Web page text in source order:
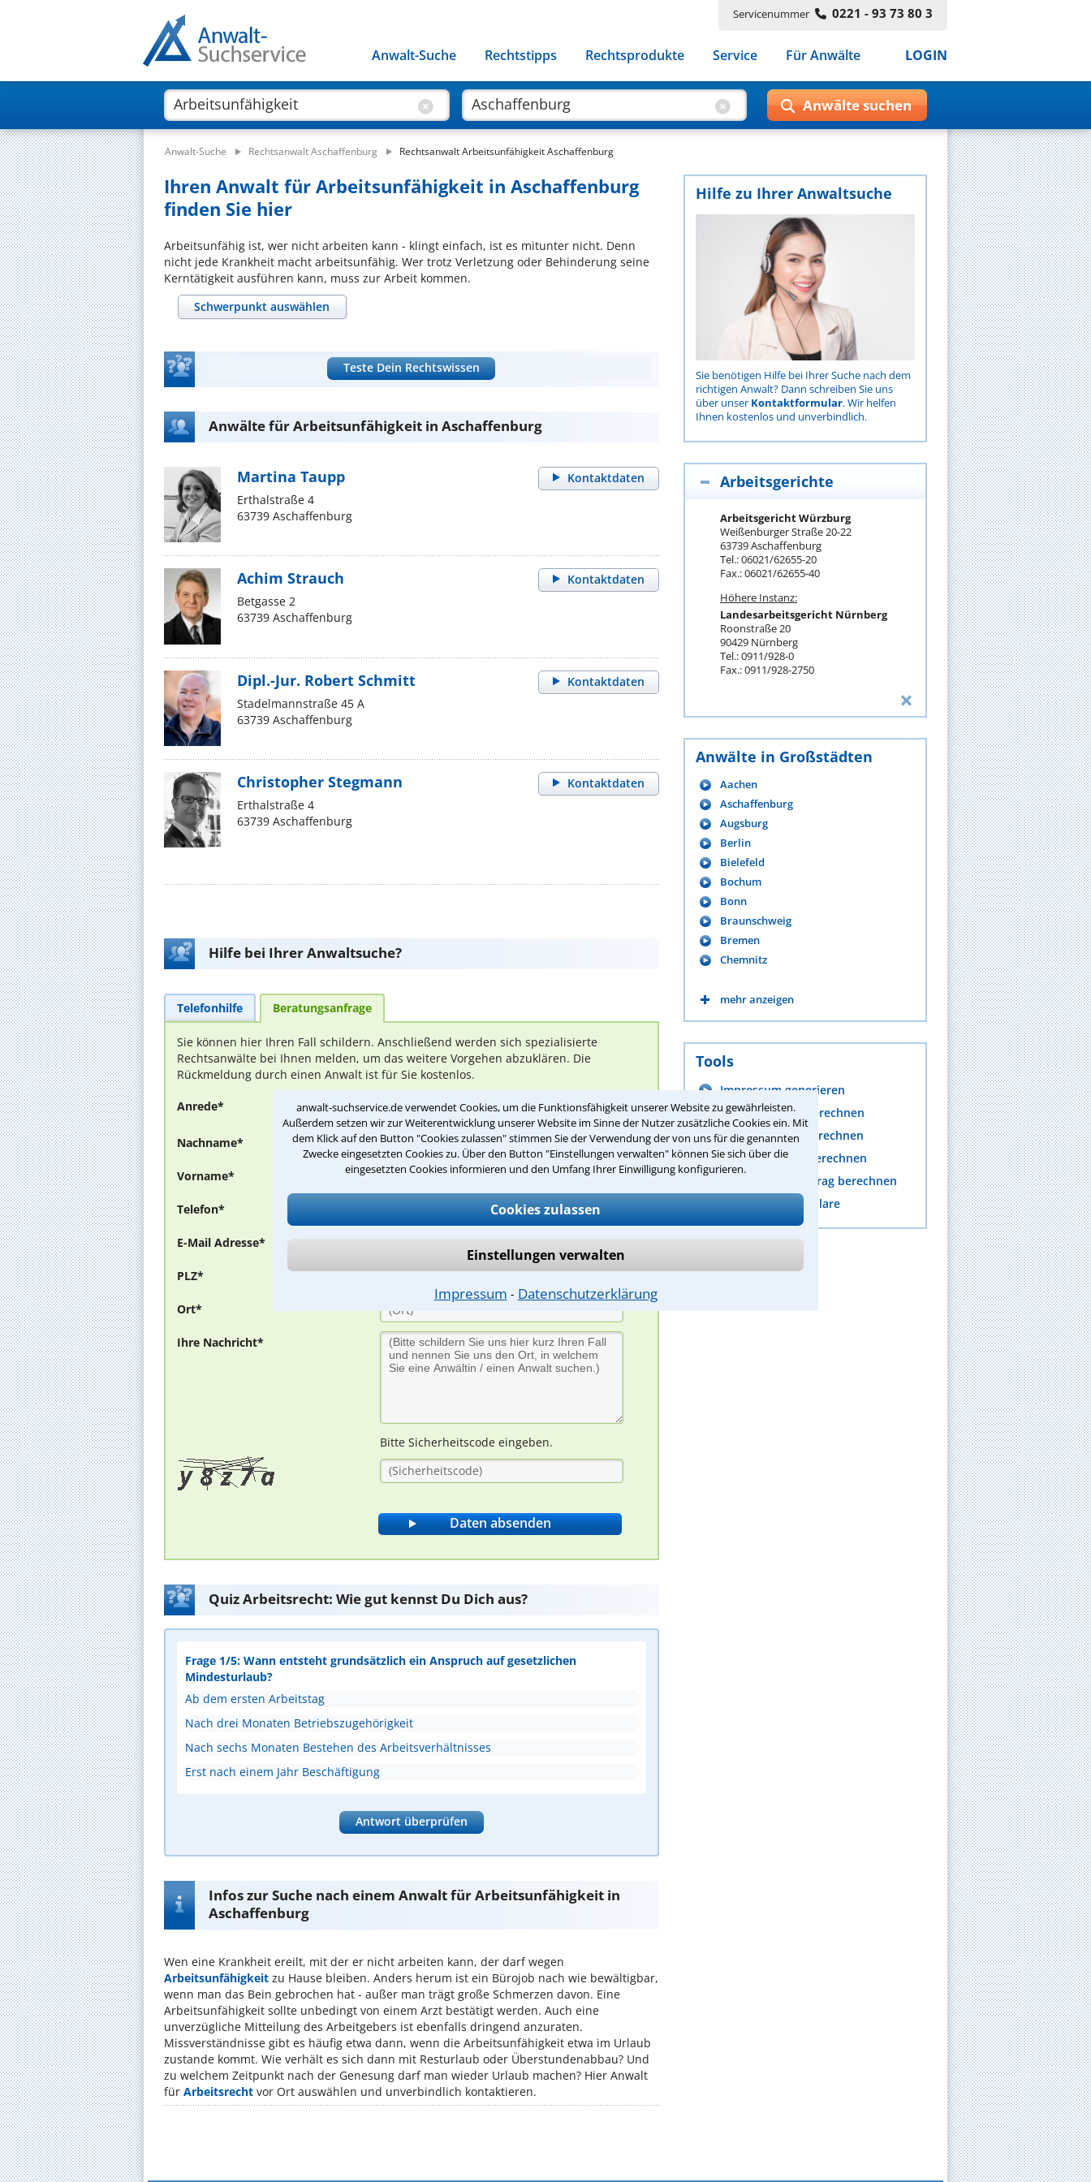
anwalt-suchservice.de verwendet Cookies, um die Funktionsfähigkeit unserer Website zu gewährleisten.
Außerdem setzen wir zur Weiterentwicklung unserer Website im Sinne der Nutzer zusätzliche Cookies ein. Mit
dem Klick auf den Button "Cookies zulassen" stimmen Sie der Verwendung der von uns für die genannten
Zwecke eingesetzten Cookies zu. Über den Button "Einstellungen verwalten" können Sie sich über die
eingesetzten Cookies informieren und den Umfang Ihrer Einwilligung konfigurieren.
Cookies zulassen
Einstellungen verwalten
Impressum ⁃ Datenschutzerklärung
Servicenummer 0221 - 93 73 80 3
Anwalt-Suche Rechtstipps Rechtsprodukte Service Für Anwälte LOGIN
Anwalt-Suche Rechtsanwalt Aschaffenburg Rechtsanwalt Arbeitsunfähigkeit Aschaffenburg
Ihren Anwalt für Arbeitsunfähigkeit in Aschaffenburg
finden Sie hier
Arbeitsunfähig ist, wer nicht arbeiten kann - klingt einfach, ist es mitunter nicht. Denn
nicht jede Krankheit macht arbeitsunfähig. Wer trotz Verletzung oder Behinderung seine
Kerntätigkeit ausführen kann, muss zur Arbeit kommen.
Schwerpunkt auswählen
Teste Dein Rechtswissen
Anwälte für Arbeitsunfähigkeit in Aschaffenburg
Kontaktdaten
Martina Taupp
Erthalstraße 4
63739 Aschaffenburg
Kontaktdaten
Achim Strauch
Betgasse 2
63739 Aschaffenburg
Kontaktdaten
Dipl.-Jur. Robert Schmitt
Stadelmannstraße 45 A
63739 Aschaffenburg
Kontaktdaten
Christopher Stegmann
Erthalstraße 4
63739 Aschaffenburg
Hilfe bei Ihrer Anwaltsuche?
Telefonhilfe Beratungsanfrage
Sie können hier Ihren Fall schildern. Anschließend werden sich spezialisierte
Rechtsanwälte bei Ihnen melden, um das weitere Vorgehen abzuklären. Die
Rückmeldung durch einen Anwalt ist für Sie kostenlos.
Anrede* (Anrede)
Nachname*
Vorname*
Telefon*
E-Mail Adresse*
PLZ*
Ort*
Ihre Nachricht*
Bitte Sicherheitscode eingeben.
Quiz Arbeitsrecht: Wie gut kennst Du Dich aus?
Frage 1/5: Wann entsteht grundsätzlich ein Anspruch auf gesetzlichen
Mindesturlaub?
Ab dem ersten Arbeitstag
Nach drei Monaten Betriebszugehörigkeit
Nach sechs Monaten Bestehen des Arbeitsverhältnisses
Erst nach einem Jahr Beschäftigung
Antwort überprüfen
Infos zur Suche nach einem Anwalt für Arbeitsunfähigkeit in
Aschaffenburg
Wen eine Krankheit ereilt, mit der er nicht arbeiten kann, der darf wegen
Arbeitsunfähigkeit zu Hause bleiben. Anders herum ist ein Bürojob nach wie bewältigbar,
wenn man das Bein gebrochen hat - außer man trägt große Schmerzen davon. Eine
Arbeitsunfähigkeit sollte unbedingt von einem Arzt bestätigt werden. Auch eine
unverzügliche Mitteilung des Arbeitgebers ist ebenfalls dringend anzuraten.
Missverständnisse gibt es häufig etwa dann, wenn die Arbeitsunfähigkeit etwa im Urlaub
zustande kommt. Wie verhält es sich dann mit Resturlaub oder Überstundenabbau? Und
zu welchem Zeitpunkt nach der Genesung darf man wieder Urlaub machen? Hier Anwalt
für Arbeitsrecht vor Ort auswählen und unverbindlich kontaktieren.
Hilfe zu Ihrer Anwaltsuche
Sie benötigen Hilfe bei Ihrer Suche nach dem
richtigen Anwalt? Dann schreiben Sie uns
über unser Kontaktformular. Wir helfen
Ihnen kostenlos und unverbindlich.
Arbeitsgerichte
Arbeitsgericht Würzburg
Weißenburger Straße 20-22
63739 Aschaffenburg
Tel.: 06021/62655-20
Fax.: 06021/62655-40
Höhere Instanz:
Landesarbeitsgericht Nürnberg
Roonstraße 20
90429 Nürnberg
Tel.: 0911/928-0
Fax.: 0911/928-2750
Anwälte in Großstädten
Aachen
Aschaffenburg
Augsburg
Berlin
Bielefeld
Bochum
Bonn
Braunschweig
Bremen
Chemnitz
mehr anzeigen
Tools
Impressum generieren
Anwaltskosten berechnen
Prozesskosten berechnen
Gerichtskosten berechnen
Pfändungsfreibetrag berechnen
Interaktive Formulare